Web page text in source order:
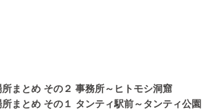
まとめ その２ 事務所～ヒトモシ洞窟
まとめ その１ タンティ駅前～タンティ公園